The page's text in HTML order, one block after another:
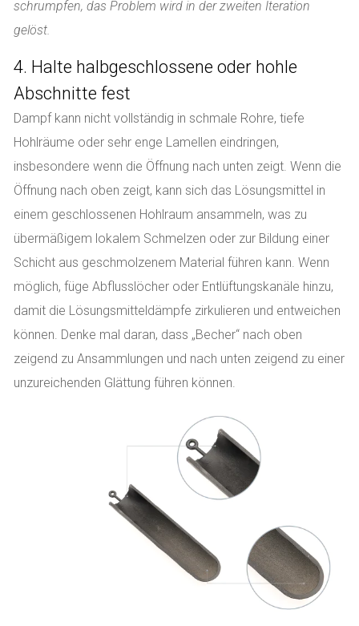
schrumpfen, das Problem wird in der zweiten Iteration
gelöst.
4. Halte halbgeschlossene oder hohle
Abschnitte fest
Dampf kann nicht vollständig in schmale Rohre, tiefe
Hohlräume oder sehr enge Lamellen eindringen,
insbesondere wenn die Öffnung nach unten zeigt. Wenn die
Öffnung nach oben zeigt, kann sich das Lösungsmittel in
einem geschlossenen Hohlraum ansammeln, was zu
übermäßigem lokalem Schmelzen oder zur Bildung einer
Schicht aus geschmolzenem Material führen kann. Wenn
möglich, füge Abflusslöcher oder Entlüftungskanäle hinzu,
damit die Lösungsmitteldämpfe zirkulieren und entweichen
können. Denke mal daran, dass „Becher“ nach oben
zeigend zu Ansammlungen und nach unten zeigend zu einer
unzureichenden Glättung führen können.